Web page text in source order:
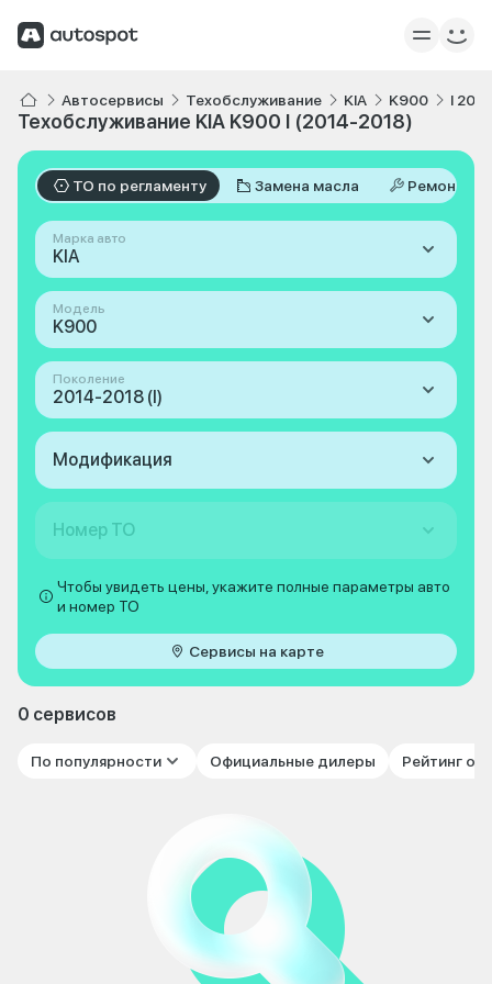
Автосервисы Техобслуживание KIA K900 I
Техобслуживание KIA K900 I (2014-2018)
ТО по регламенту Замена масла Ремонт
Марка авто
KIA
Модель
K900
Поколение
2014-2018 (I)
Модификация
Номер ТО
Чтобы увидеть цены, укажите полные параметры авто
и номер ТО
Сервисы на карте
0 сервисов
По популярности Официальные дилеры Рейтинг